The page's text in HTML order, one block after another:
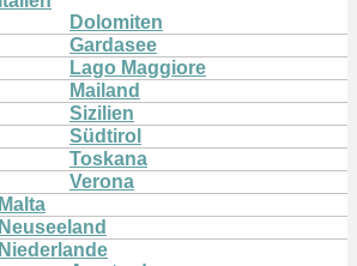
Dolomiten
Gardasee
Lago Maggiore
Mailand
Sizilien
Südtirol
Toskana
Verona
Malta
Neuseeland
Niederlande